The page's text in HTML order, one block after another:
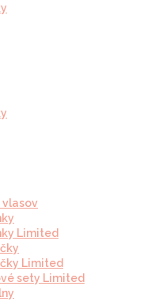
vlasov
Limited
Limited
sety Limited